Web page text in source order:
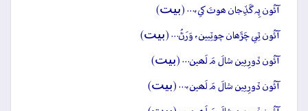
آئُون پِہ گَڏِجان ھوتَ کي،… (بيت)
آئُون ٿِي چَڙَھان چوٽِيين، وَرَڻُ… (بيت)
آئُون ڏورِيين شالَ مَ لَھين… (بيت)
آئُون ڏورِيين شالَ مَ لَھين،… (بيت)